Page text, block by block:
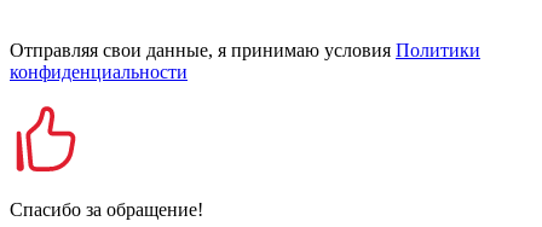
Отправляя свои данные, я принимаю условия Политики
конфиденциальности
Спасибо за обращение!